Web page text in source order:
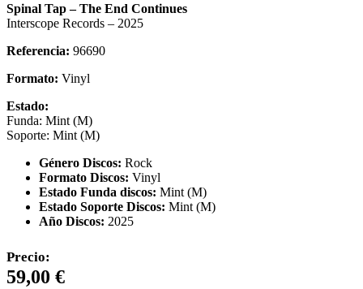
Spinal Tap – The End Continues
Interscope Records – 2025
Referencia: 96690
Formato: Vinyl
Estado:
Funda: Mint (M)
Soporte: Mint (M)
Género Discos: Rock
Formato Discos: Vinyl
Estado Funda discos: Mint (M)
Estado Soporte Discos: Mint (M)
Año Discos: 2025
Precio:
59,00 €